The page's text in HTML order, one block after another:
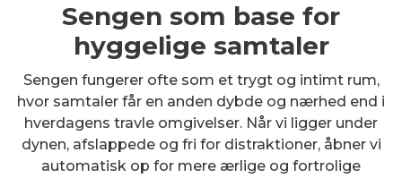
Sengen som base for
hyggelige samtaler
Sengen fungerer ofte som et trygt og intimt rum,
hvor samtaler får en anden dybde og nærhed end i
hverdagens travle omgivelser. Når vi ligger under
dynen, afslappede og fri for distraktioner, åbner vi
automatisk op for mere ærlige og fortrolige